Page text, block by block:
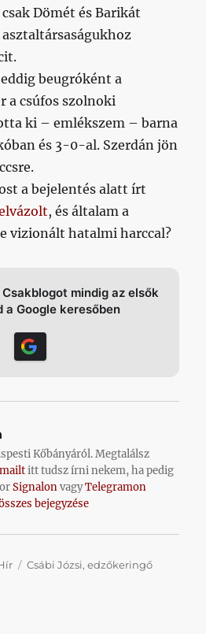
Dömét és Barikát
beugróként a
a csúfos szolnoki
ki – emlékszem – barna
és 3-0-al. Szerdán jön
a bejelentés alatt írt
, és általam a
vizionált hatalmi harccal?
mindig az elsők
a Google keresőben
Kőbányáról. Megtalálsz
itt tudsz írni nekem, ha pedig
SignalonvagyTelegramon
bejegyzése
Címke
Csábi Józsi,edzőkeringő